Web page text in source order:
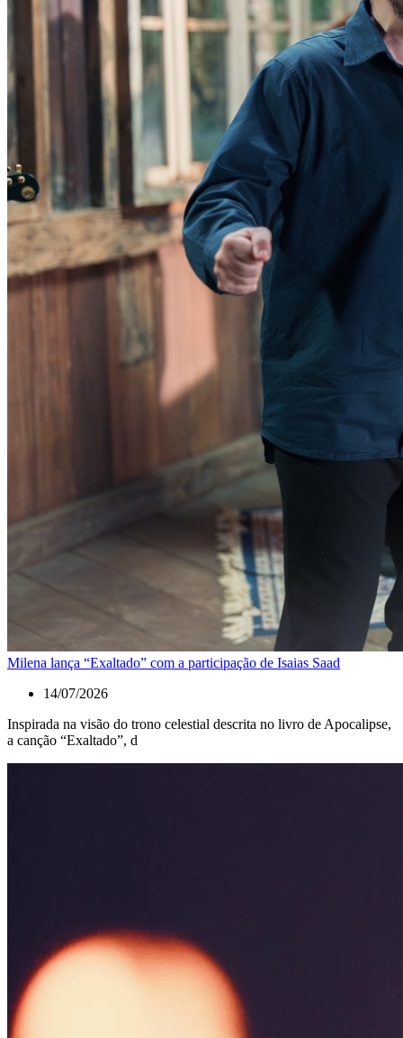
Milena lança “Exaltado” com a participação de Isaias Saad
14/07/2026
Inspirada na visão do trono celestial descrita no livro de Apocalipse,
a canção “Exaltado”, d